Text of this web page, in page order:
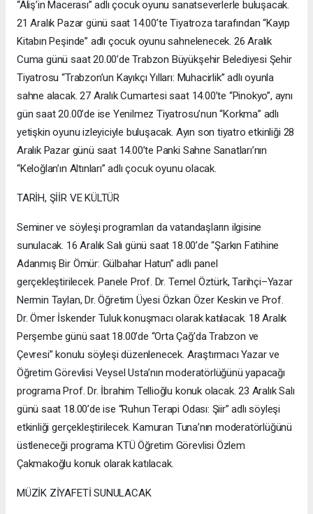
“Aliş’in Macerası” adlı çocuk oyunu sanatseverlerle buluşacak.
21 Aralık Pazar günü saat 14.00’te Tiyatroza tarafından “Kayıp
Kitabın Peşinde” adlı çocuk oyunu sahnelenecek. 26 Aralık
Cuma günü saat 20.00’de Trabzon Büyükşehir Belediyesi Şehir
Tiyatrosu “Trabzon’un Kayıkçı Yılları: Muhacirlik” adlı oyunla
sahne alacak. 27 Aralık Cumartesi saat 14.00’te “Pinokyo”, aynı
gün saat 20.00’de ise Yenilmez Tiyatrosu’nun “Korkma” adlı
yetişkin oyunu izleyiciyle buluşacak. Ayın son tiyatro etkinliği 28
Aralık Pazar günü saat 14.00’te Panki Sahne Sanatları’nın
“Keloğlan’ın Altınları” adlı çocuk oyunu olacak.
TARİH, ŞİİR VE KÜLTÜR
Seminer ve söyleşi programları da vatandaşların ilgisine
sunulacak. 16 Aralık Salı günü saat 18.00’de “Şarkın Fatihine
Adanmış Bir Ömür: Gülbahar Hatun” adlı panel
gerçekleştirilecek. Panele Prof. Dr. Temel Öztürk, Tarihçi–Yazar
Nermin Taylan, Dr. Öğretim Üyesi Özkan Özer Keskin ve Prof.
Dr. Ömer İskender Tuluk konuşmacı olarak katılacak. 18 Aralık
Perşembe günü saat 18.00’de “Orta Çağ’da Trabzon ve
Çevresi” konulu söyleşi düzenlenecek. Araştırmacı Yazar ve
Öğretim Görevlisi Veysel Usta’nın moderatörlüğünü yapacağı
programa Prof. Dr. İbrahim Tellioğlu konuk olacak. 23 Aralık Salı
günü saat 18.00’de ise “Ruhun Terapi Odası: Şiir” adlı söyleşi
etkinliği gerçekleştirilecek. Kamuran Tuna’nın moderatörlüğünü
üstleneceği programa KTÜ Öğretim Görevlisi Özlem
Çakmakoğlu konuk olarak katılacak.
MÜZİK ZİYAFETİ SUNULACAK